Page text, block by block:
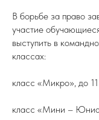
В борьбе за право
участие
выступить в
классах:
класс «Микро», до 11
класс «Мини –